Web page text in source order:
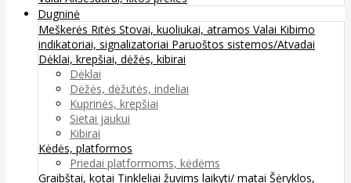
Dugninė
Meškerės Ritės Stovai, kuoliukai, atramos Valai Kibimo
indikatoriai, signalizatoriai Paruoštos sistemos/Atvadai
Dėklai, krepšiai, dėžės, kibirai
Dėklai
Dėžės, dėžutės, indeliai
Kuprinės, krepšiai
Sietai jaukui
Kibirai
Kėdės, platformos
Priedai platformoms, kėdėms
Graibštai, kotai Tinkleliai žuvims laikyti/ matai Šėryklos,